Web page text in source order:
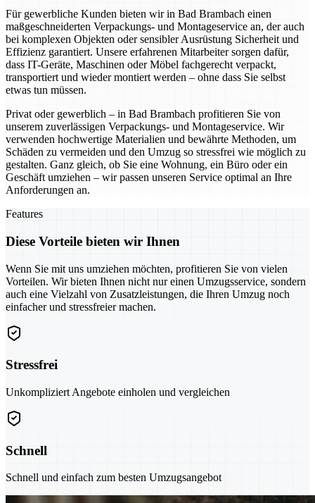
Für gewerbliche Kunden bieten wir in Bad Brambach einen
maßgeschneiderten Verpackungs- und Montageservice an, der auch
bei komplexen Objekten oder sensibler Ausrüstung Sicherheit und
Effizienz garantiert. Unsere erfahrenen Mitarbeiter sorgen dafür,
dass IT-Geräte, Maschinen oder Möbel fachgerecht verpackt,
transportiert und wieder montiert werden – ohne dass Sie selbst
etwas tun müssen.
Privat oder gewerblich – in Bad Brambach profitieren Sie von
unserem zuverlässigen Verpackungs- und Montageservice. Wir
verwenden hochwertige Materialien und bewährte Methoden, um
Schäden zu vermeiden und den Umzug so stressfrei wie möglich zu
gestalten. Ganz gleich, ob Sie eine Wohnung, ein Büro oder ein
Geschäft umziehen – wir passen unseren Service optimal an Ihre
Anforderungen an.
Features
Diese Vorteile bieten wir Ihnen
Wenn Sie mit uns umziehen möchten, profitieren Sie von vielen
Vorteilen. Wir bieten Ihnen nicht nur einen Umzugsservice, sondern
auch eine Vielzahl von Zusatzleistungen, die Ihren Umzug noch
einfacher und stressfreier machen.
Stressfrei
Unkompliziert Angebote einholen und vergleichen
Schnell
Schnell und einfach zum besten Umzugsangebot